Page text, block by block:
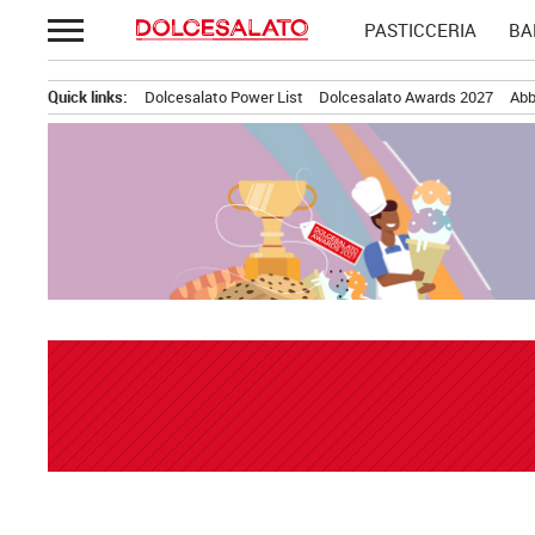
Passa
al
PASTICCERIA
Quick links: Dolcesalato Power List Dolcesalato Awards 2027